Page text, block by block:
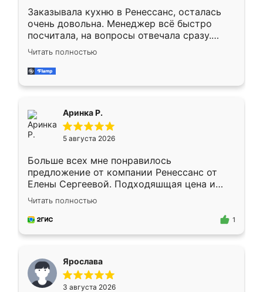
Заказывала кухню в Ренессанс, осталась
очень довольна. Менеджер всё быстро
посчитала, на вопросы отвечала сразу.
Замерщик приехал в субботу, подошёл к
делу со всей ответственностью. Собрали
за день, ребята работали аккуратно, даже
Читать полностью
Аринка Р.
5 августа 2026
Больше всех мне понравилось
предложение от компании Ренессанс от
Елены Сергеевой. Подходяшщая цена и
короткие сроки изготовления. Приехавший
для замера сотрудник Владислав
предложил по моему эскизу самый
Читать полностью
1
Ярослава
3 августа 2026